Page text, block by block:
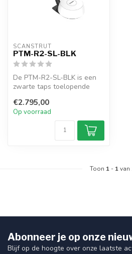
SCANSTRUT
PTM-R2-SL-BLK
De PTM-R2-SL-BLK is een
zwarte taps toelopende
Starlink en r...
€2.795,00
Op voorraad
Toon 1 - 1van
Abonneer je op onze
Blijf op de hoogte over onze laatste